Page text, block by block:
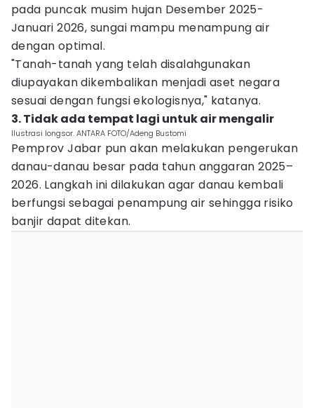
pada puncak musim hujan Desember 2025-
Januari 2026, sungai mampu menampung air
dengan optimal.
"Tanah-tanah yang telah disalahgunakan
diupayakan dikembalikan menjadi aset negara
sesuai dengan fungsi ekologisnya," katanya.
3. Tidak ada tempat lagi untuk air mengalir
Ilustrasi longsor. ANTARA FOTO/Adeng Bustomi
Pemprov Jabar pun akan melakukan pengerukan
danau-danau besar pada tahun anggaran 2025–
2026. Langkah ini dilakukan agar danau kembali
berfungsi sebagai penampung air sehingga risiko
banjir dapat ditekan.